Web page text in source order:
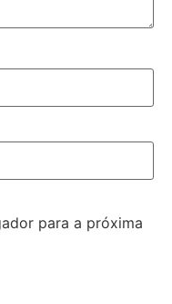
para a próxima